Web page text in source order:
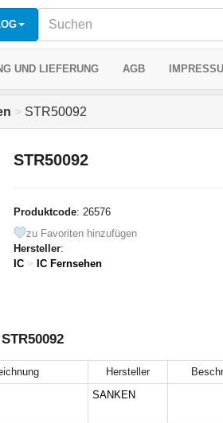
UND LIEFERUNG AGB
> STR50092
STR50092
Produktcode: 26576
zu Favoriten hinzufügen
Hersteller:
IC > IC Fernsehen
Hersteller
SANKEN